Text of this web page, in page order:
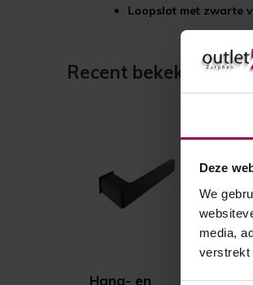
Deze
We
media,
verstrekt
Loopslot met zwarte
Recent bekeken
Hang- en